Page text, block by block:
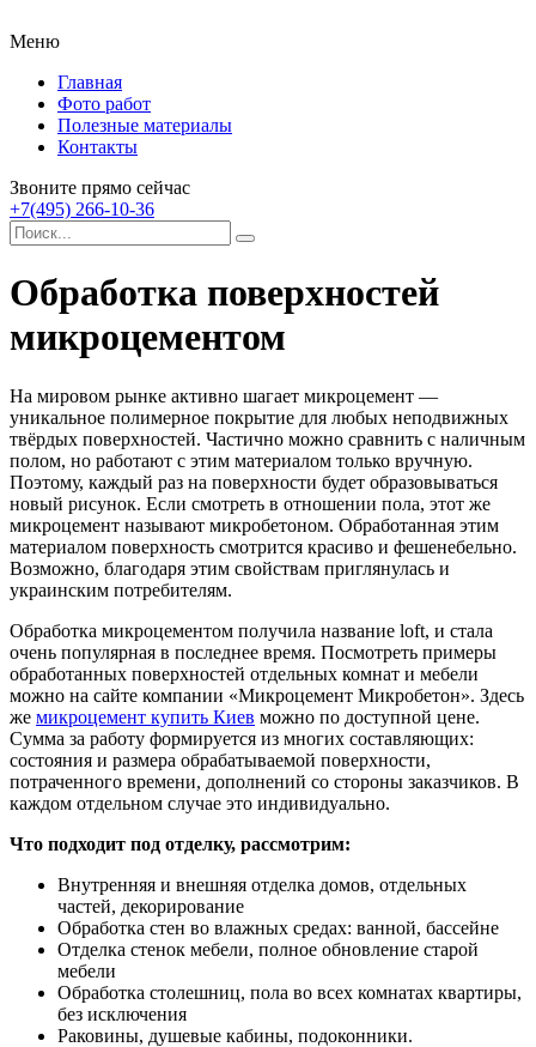
Меню
Главная
Фото работ
Полезные материалы
Контакты
Звоните прямо сейчас
+7(495) 266-10-36
Обработка поверхностей
микроцементом
На мировом рынке активно шагает микроцемент —
уникальное полимерное покрытие для любых неподвижных
твёрдых поверхностей. Частично можно сравнить с наличным
полом, но работают с этим материалом только вручную.
Поэтому, каждый раз на поверхности будет образовываться
новый рисунок. Если смотреть в отношении пола, этот же
микроцемент называют микробетоном. Обработанная этим
материалом поверхность смотрится красиво и фешенебельно.
Возможно, благодаря этим свойствам приглянулась и
украинским потребителям.
Обработка микроцементом получила название loft, и стала
очень популярная в последнее время. Посмотреть примеры
обработанных поверхностей отдельных комнат и мебели
можно на сайте компании «Микроцемент Микробетон». Здесь
же микроцемент купить Киев можно по доступной цене.
Сумма за работу формируется из многих составляющих:
состояния и размера обрабатываемой поверхности,
потраченного времени, дополнений со стороны заказчиков. В
каждом отдельном случае это индивидуально.
Что подходит под отделку, рассмотрим:
Внутренняя и внешняя отделка домов, отдельных
частей, декорирование
Обработка стен во влажных средах: ванной, бассейне
Отделка стенок мебели, полное обновление старой
мебели
Обработка столешниц, пола во всех комнатах квартиры,
без исключения
Раковины, душевые кабины, подоконники.